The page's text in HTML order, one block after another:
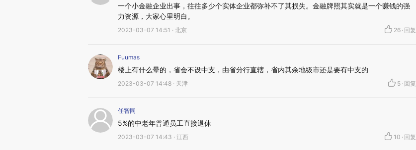
一个小金融企业出事，往往多少个实体企业都弥补不了其损失。金融牌照其实就是一个赚钱的强
力资源，大家心里明白。
2023-03-07 14:51 · 北京 26 · 回复
Fuumas
楼上有什么晕的，省会不设中支，由省分行直辖，省内其余地级市还是要有中支的
2023-03-07 14:48 · 天津 5 · 回复
任智同
5%的中老年普通员工直接退休
2023-03-07 14:43 · 江西 10 · 回复